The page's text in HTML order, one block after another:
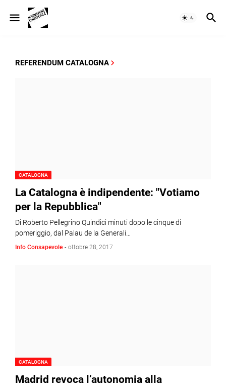
REFERENDUM CATALOGNA
CATALOGNA
La Catalogna è indipendente: "Votiamo
per la Repubblica"
Di Roberto Pellegrino Quindici minuti dopo le cinque di
pomeriggio, dal Palau de la Generali…
Info Consapevole - ottobre 28, 2017
CATALOGNA
Madrid revoca l’autonomia alla